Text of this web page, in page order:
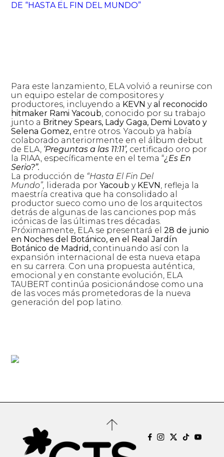
DE “HASTA EL FIN DEL MUNDO”
Para este lanzamiento, ELA volvió a reunirse con
un equipo estelar de compositores y
productores, incluyendo a KEVNyal reconocido
hitmaker Rami Yacoub , conocido por su trabajo
junto a Britney Spears, Lady Gaga, Demi Lovato y
Selena Gomez, entre otros. Yacoub ya había
colaborado anteriormente en el álbum debut
de ELA, ‘Preguntas a las 11:11’, certificado oro por
la RIAA, específicamente en el tema “¿Es En
Serio?”.
La producción de “Hasta El Fin Del
Mundo”,
liderada porYacoub y KEVN , refleja la
maestría creativa que ha consolidado al
productor sueco como uno de los arquitectos
detrás de algunas de las canciones pop más
icónicas de las últimas tres décadas.
Próximamente, ELA se presentará el28 de junio
en Noches del Botánico, en el Real Jardín
Botánico de Madrid, continuando así con la
expansión internacional de esta nueva etapa
en su carrera. Con una propuesta auténtica,
emocional y en constante evolución, ELA
TAUBERT continúa posicionándose como una
de las voces más prometedoras de la nueva
generación del pop latino.